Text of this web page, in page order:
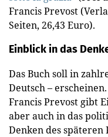
Francis Prevost
Seiten, 26,43 Euro).
Einblick in das
Das Buch soll in
Deutsch –
Francis Prevost gibt
aber auch in das
Denken des späteren